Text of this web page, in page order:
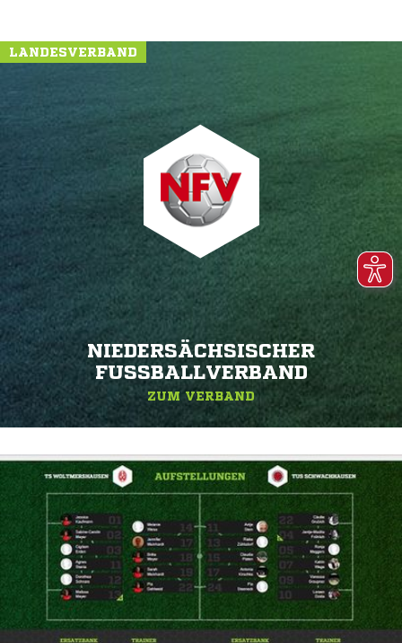
LANDESVERBAND
NIEDERSÄCHSISCHER
FUSSBALLVERBAND
ZUM VERBAND